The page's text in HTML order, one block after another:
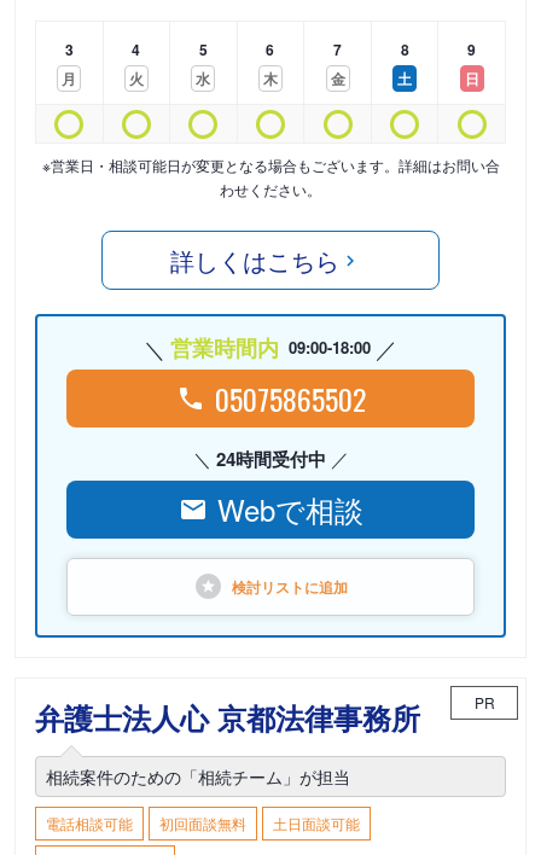
3
月
4
火
5
水
6
木
7
金
8
土
9
日
※営業日・相談可能日が変更となる場合もございます。詳細はお問い合
わせください。
詳しくはこちら
営業時間内 09:00-18:00
05075865502
24時間受付中
Webで相談
検討リストに追加
弁護士法人心 京都法律事務所 PR
相続案件のための「相続チーム」が担当
電話相談可能 初回面談無料
土日面談可能